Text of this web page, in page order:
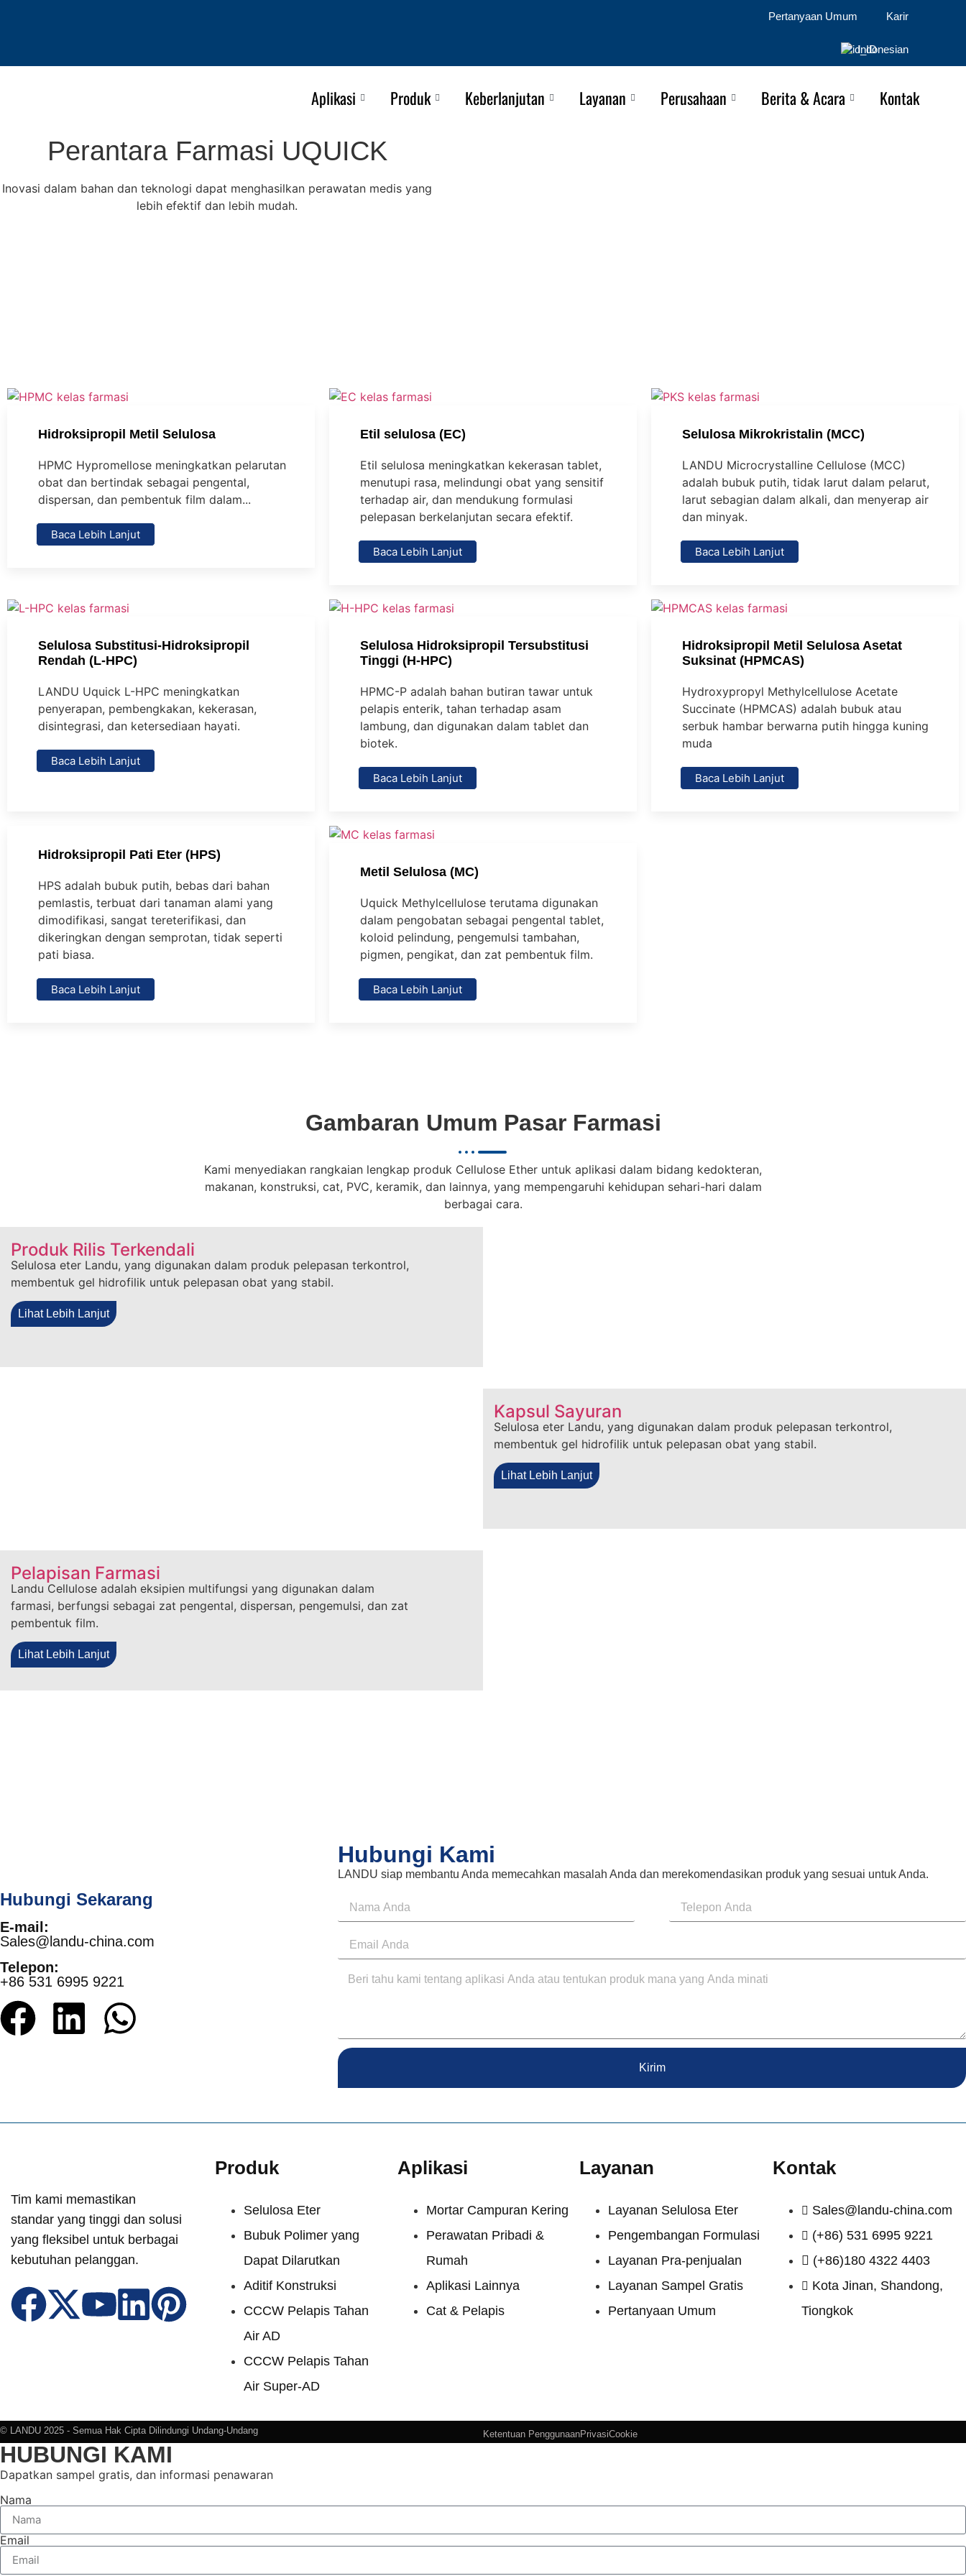
Pertanyaan Umum Karir
Indonesian
Aplikasi Produk Keberlanjutan Layanan Perusahaan Berita & Acara Kontak
Perantara Farmasi UQUICK
Inovasi dalam bahan dan teknologi dapat menghasilkan perawatan medis yang
lebih efektif dan lebih mudah.
Hidroksipropil Metil Selulosa
HPMC Hypromellose meningkatkan pelarutan
obat dan bertindak sebagai pengental,
dispersan, dan pembentuk film dalam...
Baca Lebih Lanjut
Etil selulosa (EC)
Etil selulosa meningkatkan kekerasan tablet,
menutupi rasa, melindungi obat yang sensitif
terhadap air, dan mendukung formulasi
pelepasan berkelanjutan secara efektif.
Baca Lebih Lanjut
Selulosa Mikrokristalin (MCC)
LANDU Microcrystalline Cellulose (MCC)
adalah bubuk putih, tidak larut dalam pelarut,
larut sebagian dalam alkali, dan menyerap air
dan minyak.
Baca Lebih Lanjut
Selulosa Substitusi-Hidroksipropil
Rendah (L-HPC)
LANDU Uquick L-HPC meningkatkan
penyerapan, pembengkakan, kekerasan,
disintegrasi, dan ketersediaan hayati.
Baca Lebih Lanjut
Selulosa Hidroksipropil Tersubstitusi
Tinggi (H-HPC)
HPMC-P adalah bahan butiran tawar untuk
pelapis enterik, tahan terhadap asam
lambung, dan digunakan dalam tablet dan
biotek.
Baca Lebih Lanjut
Hidroksipropil Metil Selulosa Asetat
Suksinat (HPMCAS)
Hydroxypropyl Methylcellulose Acetate
Succinate (HPMCAS) adalah bubuk atau
serbuk hambar berwarna putih hingga kuning
muda
Baca Lebih Lanjut
Hidroksipropil Pati Eter (HPS)
HPS adalah bubuk putih, bebas dari bahan
pemlastis, terbuat dari tanaman alami yang
dimodifikasi, sangat tereterifikasi, dan
dikeringkan dengan semprotan, tidak seperti
pati biasa.
Baca Lebih Lanjut
Metil Selulosa (MC)
Uquick Methylcellulose terutama digunakan
dalam pengobatan sebagai pengental tablet,
koloid pelindung, pengemulsi tambahan,
pigmen, pengikat, dan zat pembentuk film.
Baca Lebih Lanjut
Gambaran Umum Pasar Farmasi
Kami menyediakan rangkaian lengkap produk Cellulose Ether untuk aplikasi dalam bidang kedokteran,
makanan, konstruksi, cat, PVC, keramik, dan lainnya, yang mempengaruhi kehidupan sehari-hari dalam
berbagai cara.
Produk Rilis Terkendali
Selulosa eter Landu, yang digunakan dalam produk pelepasan terkontrol,
membentuk gel hidrofilik untuk pelepasan obat yang stabil.
Lihat Lebih Lanjut
Kapsul Sayuran
Selulosa eter Landu, yang digunakan dalam produk pelepasan terkontrol,
membentuk gel hidrofilik untuk pelepasan obat yang stabil.
Lihat Lebih Lanjut
Pelapisan Farmasi
Landu Cellulose adalah eksipien multifungsi yang digunakan dalam
farmasi, berfungsi sebagai zat pengental, dispersan, pengemulsi, dan zat
pembentuk film.
Lihat Lebih Lanjut
Hubungi Sekarang
E-mail:
Sales@landu-china.com
Telepon:
+86 531 6995 9221
Hubungi Kami
LANDU siap membantu Anda memecahkan masalah Anda dan merekomendasikan produk yang sesuai untuk Anda.
Kirim
Tim kami memastikan
standar yang tinggi dan solusi
yang fleksibel untuk berbagai
kebutuhan pelanggan.
Produk
Selulosa Eter
Bubuk Polimer yang
Dapat Dilarutkan
Aditif Konstruksi
CCCW Pelapis Tahan
Air AD
CCCW Pelapis Tahan
Air Super-AD
Aplikasi
Mortar Campuran Kering
Perawatan Pribadi &
Rumah
Aplikasi Lainnya
Cat & Pelapis
Layanan
Layanan Selulosa Eter
Pengembangan Formulasi
Layanan Pra-penjualan
Layanan Sampel Gratis
Pertanyaan Umum
Kontak
Sales@landu-china.com
(+86) 531 6995 9221
(+86)180 4322 4403
Kota Jinan, Shandong,
Tiongkok
© LANDU 2025 - Semua Hak Cipta Dilindungi Undang-Undang Ketentuan PenggunaanPrivasiCookie
HUBUNGI KAMI
Dapatkan sampel gratis, dan informasi penawaran
Nama
Email